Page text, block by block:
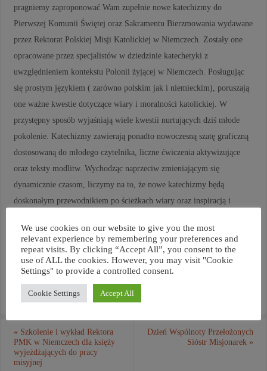
pragniemy zaproponować Wam zupełnie nowe katechizmy do
Pierwszej Komunii Świętej oraz Sakramentu Bierzmowania wydawane
przez Rektorat Polskiej Misji Katolickiej w Niemczech. Zostały one
opracowane przez specjalistów w dziedzinie katechetyki z
uwzględnieniem kontekstu Polonii żyjącej w Niemczech. Posługując
się prostym językiem ( zarówno polskim jak i niemieckim), poruszają
one ważne kwestie dotyczące wiary i moralności katolickiej. W
przystępny sposób wyjaśniają wiele kwestii nurtujących dziś młode
pokolenie. Katechizmy zawierają ponadto nowoczesną szatę graficzną
dostosowaną do młodego czytelnika, liczne ćwiczenia aktywizujące
oraz teksty modlitw. Wychodząc naprzeciw zmieniającym się
dynamicznie czasom, liczymy na to, że nowe katechizmy będą
doskonałym przewodnikiem po ścieżkach wiary oraz inspiracją i
nabycia w naszym polskim domu w Concordii ( Adres: Zur Concordia
1, 57562 Herdorf, Telefon: 02744771, Mail: concordia@haus-
concordia.com)
« Szkolenie i wykład Rektora
PMK w Niemczech dla księży
wyjeżdżających do pracy
misyjnej
Dzień Wspólnoty Przełożonych
Sióstr Misjonarek »
We use cookies on our website to give you the most
relevant experience by remembering your preferences and
repeat visits. By clicking “Accept All”, you consent to the
use of ALL the cookies. However, you may visit "Cookie
Settings" to provide a controlled consent.
Cookie Settings Accept All